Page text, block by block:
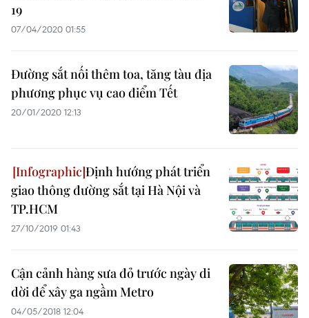
19
07/04/2020 01:55
Đường sắt nối thêm toa, tăng tàu địa
phương phục vụ cao điểm Tết
20/01/2020 12:13
Định hướng phát triển
giao thông đường sắt tại Hà Nội và
TP.HCM
27/10/2019 01:43
Cận cảnh hàng sưa đỏ trước ngày di
dời để xây ga ngầm Metro
04/05/2018 12:04